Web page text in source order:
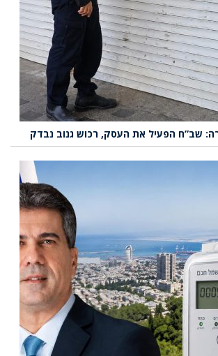
שב”ח הפעיל את העסק, רכוש גנוב נבדק